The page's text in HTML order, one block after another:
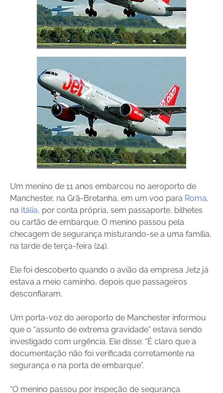
Um menino de 11 anos embarcou no aeroporto de
Manchester, na Grã-Bretanha, em um voo para Roma,
na Itália, por conta própria, sem passaporte, bilhetes
ou cartão de embarque. O menino passou pela
checagem de segurança misturando-se a uma família,
na tarde de terça-feira (24).
Ele foi descoberto quando o avião da empresa Jet2 já
estava a meio caminho, depois que passageiros
desconfiaram.
Um porta-voz do aeroporto de Manchester informou
que o “assunto de extrema gravidade” estava sendo
investigado com urgência. Ele disse: “É claro que a
documentação não foi verificada corretamente na
segurança e na porta de embarque”.
“O menino passou por inspeção de segurança